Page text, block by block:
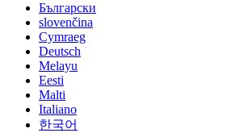
Български
slovenčina
Cymraeg
Deutsch
Melayu
Eesti
Malti
Italiano
한국어